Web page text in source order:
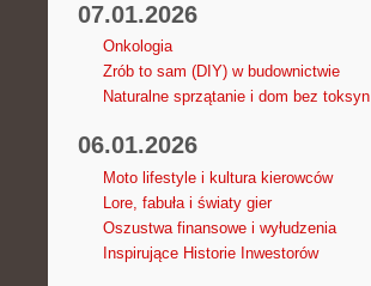
07.01.2026
Onkologia
Zrób to sam (DIY) w budownictwie
Naturalne sprzątanie i dom bez toksyn
06.01.2026
Moto lifestyle i kultura kierowców
Lore, fabuła i światy gier
Oszustwa finansowe i wyłudzenia
Inspirujące Historie Inwestorów